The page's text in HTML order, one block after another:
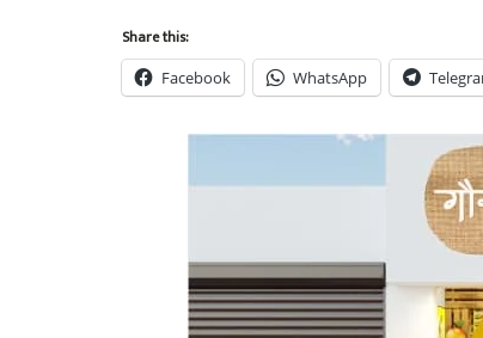
Share this:
Facebook WhatsApp